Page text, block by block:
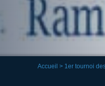
Accueil > 1er tournoi